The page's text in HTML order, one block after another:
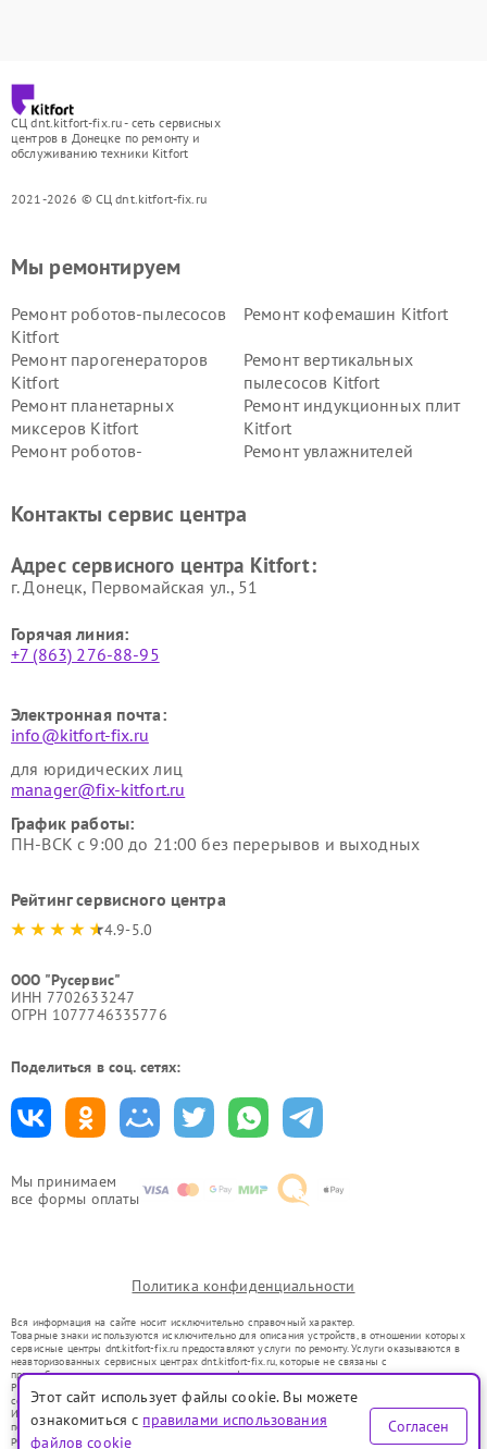
СЦ dnt.kitfort-fix.ru - сеть сервисных
центров в Донецке по ремонту и
обслуживанию техники Kitfort
2021-2026 © СЦ dnt.kitfort-fix.ru
Мы принимаем
все формы оплаты
Мы ремонтируем
Ремонт роботов-пылесосов
Kitfort
Ремонт кофемашин Kitfort
Ремонт парогенераторов
Kitfort
Ремонт вертикальных
пылесосов Kitfort
Ремонт планетарных
миксеров Kitfort
Ремонт индукционных плит
Kitfort
Ремонт роботов-
Ремонт увлажнителей
Kitfort
Kitfort
Kitfort
Kitfort
Контакты сервис центра
Адрес сервисного центра Kitfort:
г. Донецк, Первомайская ул., 51
Горячая линия:
+7 (863) 276-88-95
Электронная почта:
info@kitfort-fix.ru
для юридических лиц
manager@fix-kitfort.ru
График работы:
ПН-ВСК с 9:00 до 21:00 без перерывов и выходных
Рейтинг сервисного центра
4.9-5.0
ООО "Русервис"
ИНН 7702633247
ОГРН 1077746335776
Поделиться в соц. сетях:
Политика конфиденциальности
Вся информация на сайте носит исключительно справочный характер.
Товарные знаки используются исключительно для описания устройств, в отношении которых
сервисные центры dnt.kitfort-fix.ru предоставляют услуги по ремонту. Услуги оказываются в
неавторизованных сервисных центрах dnt.kitfort-fix.ru, которые не связаны с
правообладателями товарных знаков или их официальными представителями.
Ремонт осуществляется для устройств, уже введенных в гражданский оборот в соответствии
со статьей 1487 ГК РФ.
Использование товарных знаков не преследует цели индивидуализации услуг или введения
потребителей в заблуждение, а служит для информирования о предоставляемых услугах по
ремонту техники указанных брендов.
Этот сайт использует файлы cookie. Вы можете
ознакомиться с правилами использования
файлов cookie
Согласен